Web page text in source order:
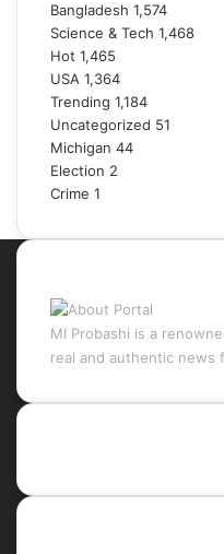
Bangladesh 1,574
Science & Tech 1,468
Hot 1,465
USA 1,364
Trending 1,184
Uncategorized 51
Michigan 44
Election 2
Crime 1
MI Probashi is a
real and authentic news